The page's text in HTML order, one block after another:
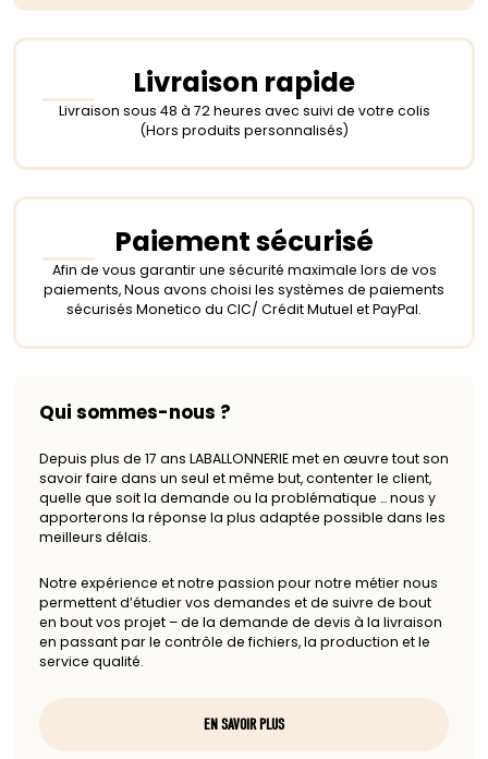
Livraison rapide
Livraison sous 48 à 72 heures avec suivi de votre colis
(Hors produits personnalisés)
Paiement sécurisé
Afin de vous garantir une sécurité maximale lors de vos
paiements, Nous avons choisi les systèmes de paiements
sécurisés Monetico du CIC/ Crédit Mutuel et PayPal.
Qui sommes-nous ?
Depuis plus de 17 ans LABALLONNERIE met en œuvre tout son
savoir faire dans un seul et même but, contenter le client,
quelle que soit la demande ou la problématique … nous y
apporterons la réponse la plus adaptée possible dans les
meilleurs délais.
Notre expérience et notre passion pour notre métier nous
permettent d’étudier vos demandes et de suivre de bout
en bout vos projet – de la demande de devis à la livraison
en passant par le contrôle de fichiers, la production et le
service qualité.
EN SAVOIR PLUS